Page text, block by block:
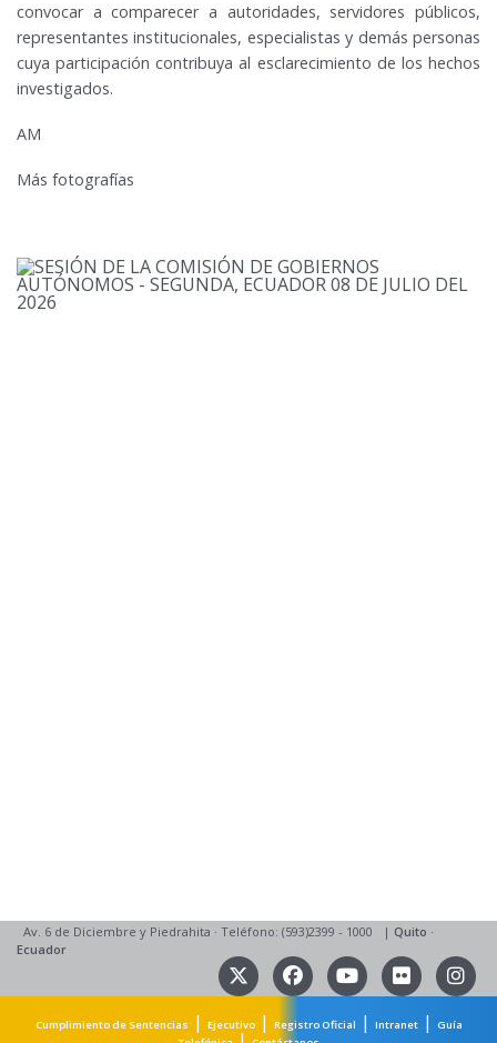
convocar a comparecer a autoridades, servidores públicos,
representantes institucionales, especialistas y demás personas
cuya participación contribuya al esclarecimiento de los hechos
investigados.
AM
Más fotografías
Av. 6 de Diciembre y Piedrahita · Teléfono: (593)2399 - 1000 | Quito ·
Ecuador
Cumplimiento de Sentencias | Ejecutivo| Registro Oficial | Intranet|
Guía